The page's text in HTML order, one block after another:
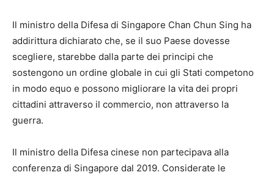
Il ministro della Difesa di Singapore Chan Chun Sing ha
addirittura dichiarato che, se il suo Paese dovesse
scegliere, starebbe dalla parte dei principi che
sostengono un ordine globale in cui gli Stati competono
in modo equo e possono migliorare la vita dei propri
cittadini attraverso il commercio, non attraverso la
guerra.
Il ministro della Difesa cinese non partecipava alla
conferenza di Singapore dal 2019. Considerate le